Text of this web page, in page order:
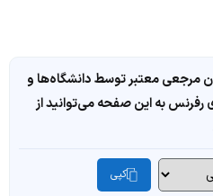
مرجعی معتبر توسط دانشگاه‌ها و
رفرنس به این صفحه می‌توانید از
کپی